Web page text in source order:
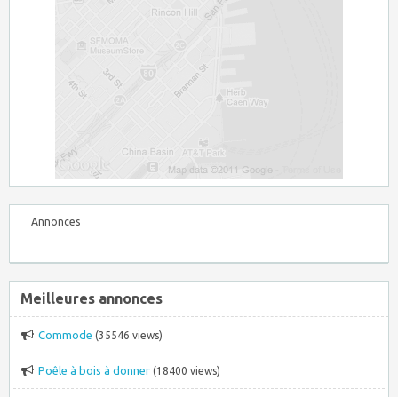
Annonces
Meilleures annonces
Commode (35546 views)
Poêle à bois à donner (18400 views)